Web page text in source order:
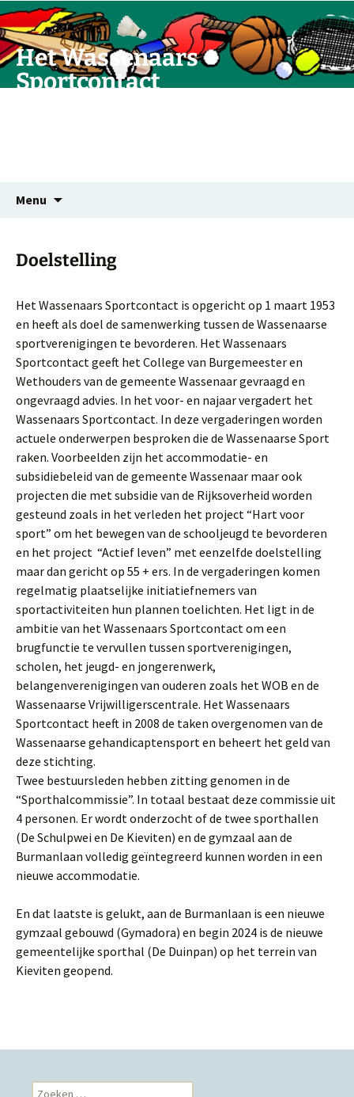
Ga
naar
de
inhoud
Het Wassenaars
Sportcontact
Menu
Doelstelling
Het Wassenaars Sportcontact is opgericht op 1 maart 1953
en heeft als doel de samenwerking tussen de Wassenaarse
sportverenigingen te bevorderen. Het Wassenaars
Sportcontact geeft het College van Burgemeester en
Wethouders van de gemeente Wassenaar gevraagd en
ongevraagd advies. In het voor- en najaar vergadert het
Wassenaars Sportcontact. In deze vergaderingen worden
actuele onderwerpen besproken die de Wassenaarse Sport
raken. Voorbeelden zijn het accommodatie- en
subsidiebeleid van de gemeente Wassenaar maar ook
projecten die met subsidie van de Rijksoverheid worden
gesteund zoals in het verleden het project “Hart voor
sport” om het bewegen van de schooljeugd te bevorderen
en het project “Actief leven” met eenzelfde doelstelling
maar dan gericht op 55 + ers. In de vergaderingen komen
regelmatig plaatselijke initiatiefnemers van
sportactiviteiten hun plannen toelichten. Het ligt in de
ambitie van het Wassenaars Sportcontact om een
brugfunctie te vervullen tussen sportverenigingen,
scholen, het jeugd- en jongerenwerk,
belangenverenigingen van ouderen zoals het WOB en de
Wassenaarse Vrijwilligerscentrale. Het Wassenaars
Sportcontact heeft in 2008 de taken overgenomen van de
Wassenaarse gehandicaptensport en beheert het geld van
deze stichting.
Twee bestuursleden hebben zitting genomen in de
“Sporthalcommissie”. In totaal bestaat deze commissie uit
4 personen. Er wordt onderzocht of de twee sporthallen
(De Schulpwei en De Kieviten) en de gymzaal aan de
Burmanlaan volledig geïntegreerd kunnen worden in een
nieuwe accommodatie.
En dat laatste is gelukt, aan de Burmanlaan is een nieuwe
gymzaal gebouwd (Gymadora) en begin 2024 is de nieuwe
gemeentelijke sporthal (De Duinpan) op het terrein van
Kieviten geopend.
Zoeken